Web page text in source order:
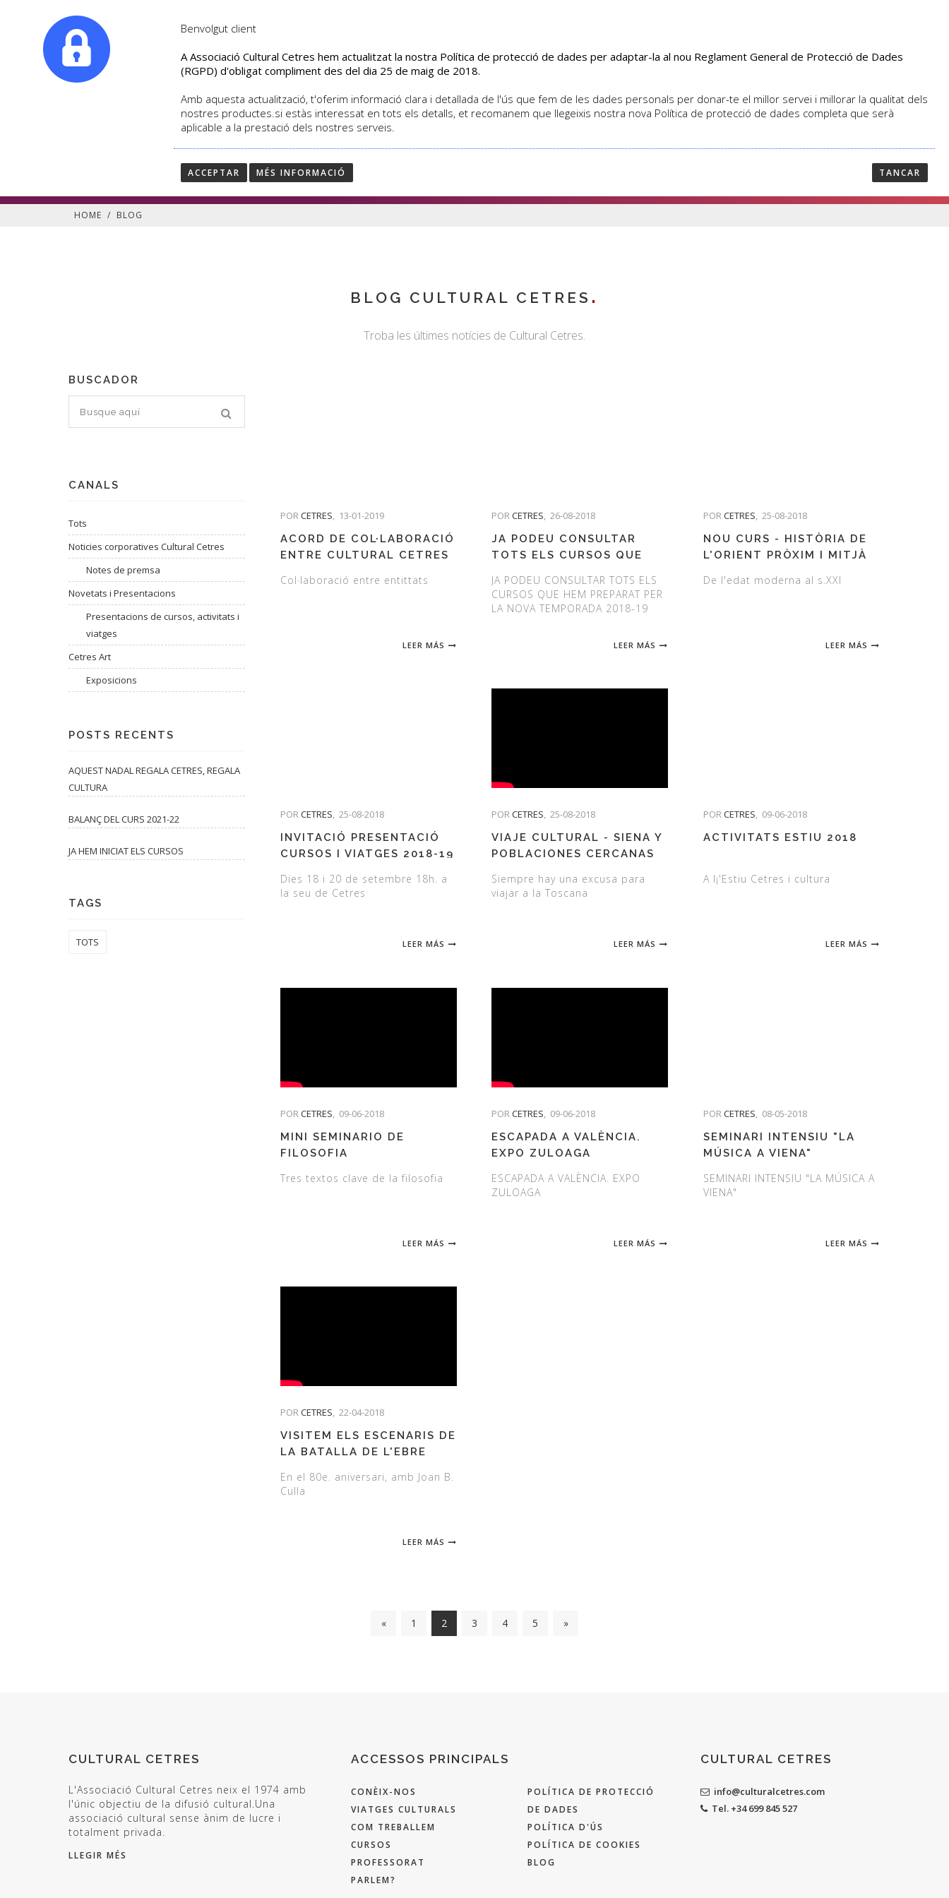
EL CENTRE CURSOS ACTIVITATS ASSOCIATS PROFESSORAT NOTICIES CONTACTAR
Segueix les últimes notícies
Blog de Cultural Cetres
HOME / BLOG
BLOG CULTURAL CETRES
Troba les últimes notícies de Cultural Cetres.
BUSCADOR
CANALS
Tots
Noticies corporatives Cultural Cetres
Notes de premsa
Novetats i Presentacions
Presentacions de cursos, activitats i
viatges
Cetres Art
Exposicions
POSTS RECENTS
AQUEST NADAL REGALA CETRES, REGALA
CULTURA
BALANÇ DEL CURS 2021-22
JA HEM INICIAT ELS CURSOS
TAGS
TOTS
PORCETRES, 13-01-2019
ACORD DE COL·LABORACIÓ
ENTRE CULTURAL CETRES
SANT CUGAT
Col·laboració entre entittats
LEER MÁS
PORCETRES, 26-08-2018
JA PODEU CONSULTAR
TOTS ELS CURSOS QUE
NOVA TEMPORADA 2018-19
JA PODEU CONSULTAR TOTS ELS
CURSOS QUE HEM PREPARAT PER
LA NOVA TEMPORADA 2018-19
LEER MÁS
PORCETRES, 25-08-2018
NOU CURS - HISTÒRIA DE
L'ORIENT PRÒXIM I MITJÀ
De l'edat moderna al s.XXI
LEER MÁS
PORCETRES, 25-08-2018
INVITACIÓ PRESENTACIÓ
CURSOS I VIATGES 2018-19
Dies 18 i 20 de setembre 18h. a
la seu de Cetres
LEER MÁS
PORCETRES, 25-08-2018
VIAJE CULTURAL - SIENA Y
POBLACIONES CERCANAS
Siempre hay una excusa para
viajar a la Toscana
LEER MÁS
PORCETRES, 09-06-2018
ACTIVITATS ESTIU 2018
A l¡'Estiu Cetres i cultura
LEER MÁS
PORCETRES, 09-06-2018
MINI SEMINARIO DE
FILOSOFIA
Tres textos clave de la filosofia
LEER MÁS
PORCETRES, 09-06-2018
ESCAPADA A VALÈNCIA.
EXPO ZULOAGA
ESCAPADA A VALÈNCIA. EXPO
ZULOAGA
LEER MÁS
PORCETRES, 08-05-2018
SEMINARI INTENSIU "LA
MÚSICA A VIENA"
SEMINARI INTENSIU "LA MÚSICA A
VIENA"
LEER MÁS
PORCETRES, 22-04-2018
VISITEM ELS ESCENARIS DE
LA BATALLA DE L'EBRE
En el 80e. aniversari, amb Joan B.
Culla
LEER MÁS
« 1 2 3 4 5 »
CULTURAL CETRES
L'Associació Cultural Cetres neix el 1974 amb
l'únic objectiu de la difusió cultural.Una
associació cultural sense ànim de lucre i
totalment privada.
LLEGIR MÉS
ACCESSOS PRINCIPALS
CONÈIX-NOS
VIATGES CULTURALS
COM TREBALLEM
CURSOS
PROFESSORAT
PARLEM?
POLÍTICA DE PROTECCIÓ
DE DADES
POLÍTICA D'ÚS
POLÍTICA DE COOKIES
BLOG
CULTURAL CETRES
info@culturalcetres.com
Tel. +34 699 845 527
Benvolgut client
A Associació Cultural Cetres hem actualitzat la nostra Política de protecció de dades per adaptar-la al nou Reglament General de Protecció de Dades
(RGPD) d'obligat compliment des del dia 25 de maig de 2018.
Amb aquesta actualització, t'oferim informació clara i detallada de l'ús que fem de les dades personals per donar-te el millor servei i millorar la qualitat dels
nostres productes.si estàs interessat en tots els detalls, et recomanem que llegeixis nostra nova Política de protecció de dades completa que serà
aplicable a la prestació dels nostres serveis.
ACCEPTAR MÉS INFORMACIÓ TANCAR